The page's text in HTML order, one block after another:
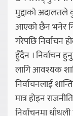
मुद्दाको
आएको छैन भनेर
गरेपछि निर्वाचन
हुँदैन । निर्वाचन
लागि आवश्यक
निर्वाचनलाई
मात्र होइन
निर्वाचनमा